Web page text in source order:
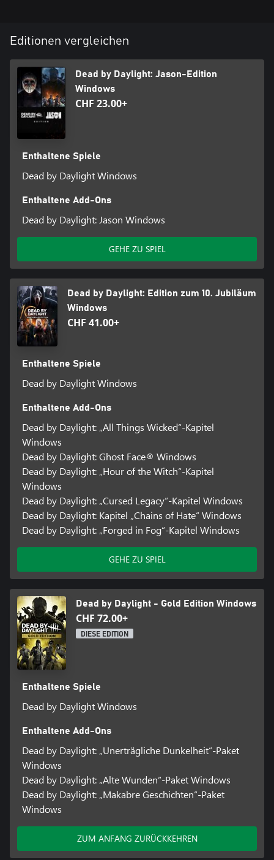
Editionen vergleichen
Dead by Daylight: Jason-Edition
Windows
CHF 23.00+
Enthaltene Spiele
Dead by Daylight Windows
Enthaltene Add-Ons
Dead by Daylight: Jason Windows
GEHE ZU SPIEL
Dead by Daylight: Edition zum 10. Jubiläum
Windows
CHF 41.00+
Enthaltene Spiele
Dead by Daylight Windows
Enthaltene Add-Ons
Dead by Daylight: „All Things Wicked“-Kapitel
Windows
Dead by Daylight: Ghost Face® Windows
Dead by Daylight: „Hour of the Witch“-Kapitel
Windows
Dead by Daylight: „Cursed Legacy“-Kapitel Windows
Dead by Daylight: Kapitel „Chains of Hate“ Windows
Dead by Daylight: „Forged in Fog“-Kapitel Windows
GEHE ZU SPIEL
Dead by Daylight - Gold Edition Windows
CHF 72.00+
DIESE EDITION
Enthaltene Spiele
Dead by Daylight Windows
Enthaltene Add-Ons
Dead by Daylight: „Unerträgliche Dunkelheit“-Paket
Windows
Dead by Daylight: „Alte Wunden“-Paket Windows
Dead by Daylight: „Makabre Geschichten“-Paket
Windows
ZUM ANFANG ZURÜCKKEHREN